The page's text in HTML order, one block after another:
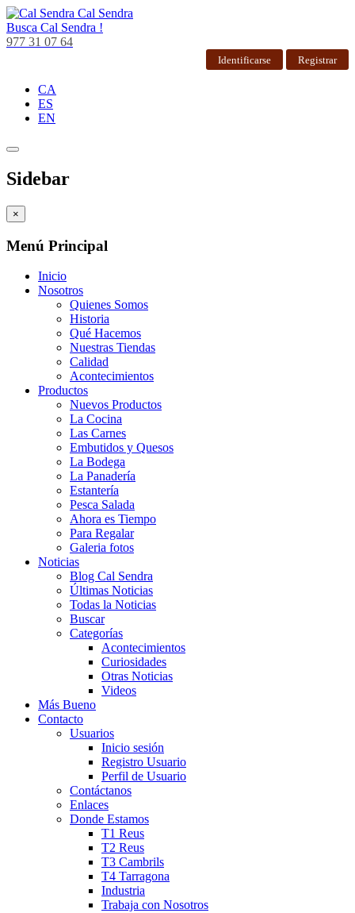
Cal Sendra
Busca Cal Sendra !
977 31 07 64
Identificarse Registrar
CA
ES
EN
Sidebar
×
Menú Principal
Inicio
Nosotros
Quienes Somos
Historia
Qué Hacemos
Nuestras Tiendas
Calidad
Acontecimientos
Productos
Nuevos Productos
La Cocina
Las Carnes
Embutidos y Quesos
La Bodega
La Panadería
Estantería
Pesca Salada
Ahora es Tiempo
Para Regalar
Galeria fotos
Noticias
Blog Cal Sendra
Últimas Noticias
Todas la Noticias
Buscar
Categorías
Acontecimientos
Curiosidades
Otras Noticias
Videos
Más Bueno
Contacto
Usuarios
Inicio sesión
Registro Usuario
Perfil de Usuario
Contáctanos
Enlaces
Donde Estamos
T1 Reus
T2 Reus
T3 Cambrils
T4 Tarragona
Industria
Trabaja con Nosotros